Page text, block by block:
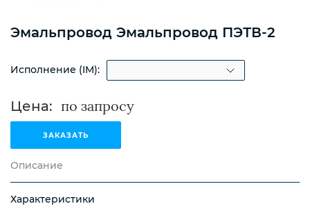
Эмальпровод Эмальпровод ПЭТВ-2
Исполнение (IM):
Цена:
ЗАКАЗАТЬ
Описание
Характеристики